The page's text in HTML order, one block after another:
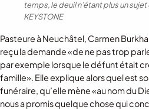
temps, le deuil n’étant plus un
KEYSTONE
Pasteure à Neuchâtel, Carmen
reçu la demande «de ne pas trop
par exemple lorsque le défunt était
famille». Elle explique alors quel est
funéraire, qu’elle mène «au nom du
nous a promis quelque chose qui